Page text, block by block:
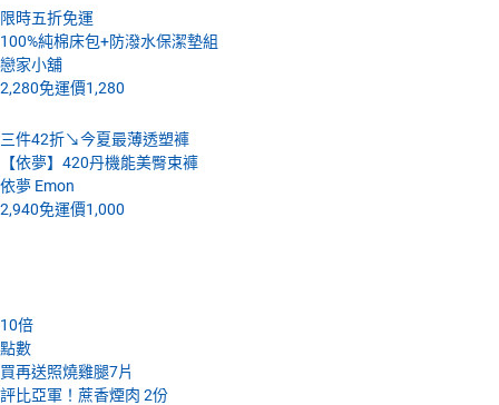
限時五折免運
100%純棉床包+防潑水保潔墊組
戀家小舖
2,280免運價1,280
三件42折↘今夏最薄透塑褲
【依夢】420丹機能美臀束褲
依夢 Emon
2,940免運價1,000
10倍
點數
買再送照燒雞腿7片
評比亞軍！蔗香煙肉 2份